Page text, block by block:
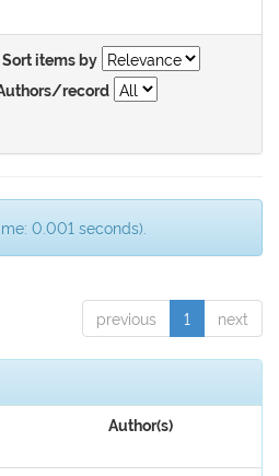
Sort items by
record
0.001 seconds).
previous 1 next
Author(s)